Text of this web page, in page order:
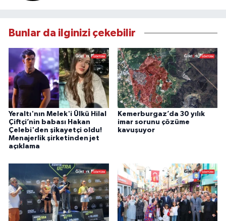
Bunlar da ilginizi çekebilir
Yeraltı'nın Melek'i Ülkü Hilal
Çiftçi’nin babası Hakan
Çelebi'den şikayetçi oldu!
Menajerlik şirketinden jet
açıklama
Kemerburgaz’da 30 yılık
imar sorunu çözüme
kavuşuyor